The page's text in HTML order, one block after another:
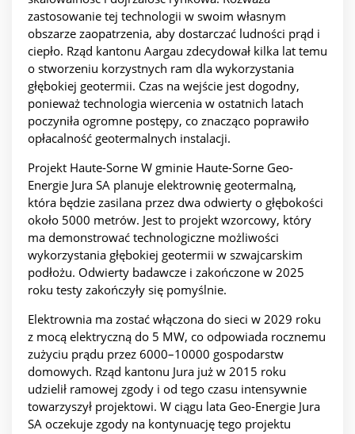
zastosowanie tej technologii w swoim własnym
obszarze zaopatrzenia, aby dostarczać ludności prąd i
ciepło. Rząd kantonu Aargau zdecydował kilka lat temu
o stworzeniu korzystnych ram dla wykorzystania
głębokiej geotermii. Czas na wejście jest dogodny,
ponieważ technologia wiercenia w ostatnich latach
poczyniła ogromne postępy, co znacząco poprawiło
opłacalność geotermalnych instalacji.
Projekt Haute-Sorne W gminie Haute-Sorne Geo-
Energie Jura SA planuje elektrownię geotermalną,
która będzie zasilana przez dwa odwierty o głębokości
około 5000 metrów. Jest to projekt wzorcowy, który
ma demonstrować technologiczne możliwości
wykorzystania głębokiej geotermii w szwajcarskim
podłożu. Odwierty badawcze i zakończone w 2025
roku testy zakończyły się pomyślnie.
Elektrownia ma zostać włączona do sieci w 2029 roku
z mocą elektryczną do 5 MW, co odpowiada rocznemu
zużyciu prądu przez 6000–10000 gospodarstw
domowych. Rząd kantonu Jura już w 2015 roku
udzielił ramowej zgody i od tego czasu intensywnie
towarzyszył projektowi. W ciągu lata Geo-Energie Jura
SA oczekuje zgody na kontynuację tego projektu